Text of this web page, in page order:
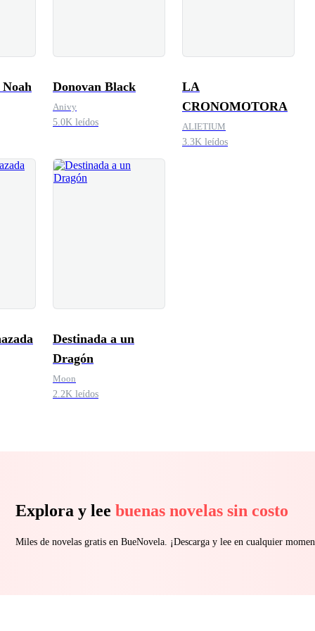
Donovan Black
Anivy
5.0K leídos
LA
CRONOMOTORA
ALIETIUM
3.3K leídos
Destinada a un
Dragón
Moon
2.2K leídos
Explora y lee buenas novelas sin costo
Miles de novelas gratis en BueNovela. ¡Descarga y lee en cualquier